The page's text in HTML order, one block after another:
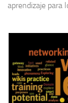
aprendizaje para